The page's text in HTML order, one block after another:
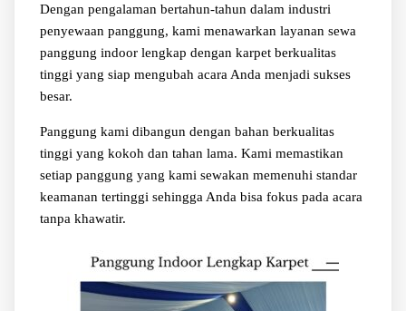
Dengan pengalaman bertahun-tahun dalam industri
penyewaan panggung, kami menawarkan layanan sewa
panggung indoor lengkap dengan karpet berkualitas
tinggi yang siap mengubah acara Anda menjadi sukses
besar.
Panggung kami dibangun dengan bahan berkualitas
tinggi yang kokoh dan tahan lama. Kami memastikan
setiap panggung yang kami sewakan memenuhi standar
keamanan tertinggi sehingga Anda bisa fokus pada acara
tanpa khawatir.